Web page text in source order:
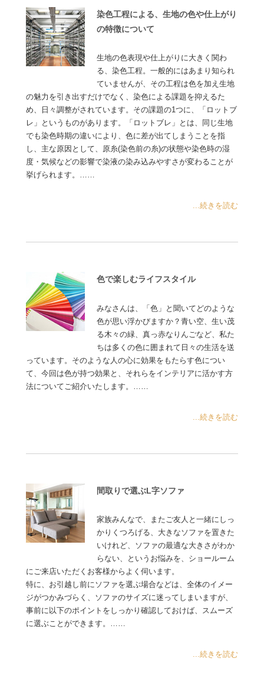
染色工程による、生地の色や仕上がり
の特徴について
生地の色表現や仕上がりに大きく関わ
る、染色工程。一般的にはあまり知られ
ていませんが、その工程は色を加え生地
の魅力を引き出すだけでなく、染色による課題を抑えるた
め、日々調整がされています。その課題の1つに、「ロットブ
レ」というものがあります。「ロットブレ」とは、同じ生地
でも染色時期の違いにより、色に差が出てしまうことを指
し、主な原因として、原糸(染色前の糸)の状態や染色時の湿
度・気候などの影響で染液の染み込みやすさが変わることが
挙げられます。……
...続きを読む
色で楽しむライフスタイル
みなさんは、「色」と聞いてどのような
色が思い浮かびますか？青い空、生い茂
る木々の緑、真っ赤なりんごなど、私た
ちは多くの色に囲まれて日々の生活を送
っています。そのような人の心に効果をもたらす色につい
て、今回は色が持つ効果と、それらをインテリアに活かす方
法についてご紹介いたします。……
...続きを読む
間取りで選ぶL字ソファ
家族みんなで、またご友人と一緒にしっ
かりくつろげる、大きなソファを置きた
いけれど、ソファの最適な大きさがわか
らない、というお悩みを、ショールーム
にご来店いただくお客様からよく伺います。
特に、お引越し前にソファを選ぶ場合などは、全体のイメー
ジがつかみづらく、ソファのサイズに迷ってしまいますが、
事前に以下のポイントをしっかり確認しておけば、スムーズ
に選ぶことができます。……
...続きを読む